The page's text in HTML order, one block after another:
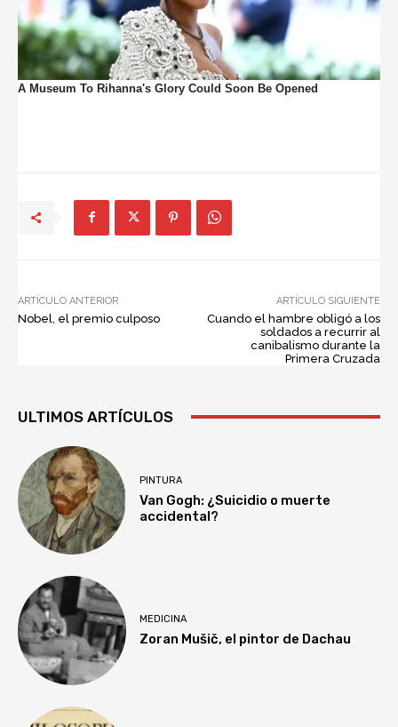
ARTÍCULO ANTERIOR
Nobel, el premio culposo
ARTÍCULO SIGUIENTE
Cuando el hambre obligó a los
soldados a recurrir al
canibalismo durante la
Primera Cruzada
ULTIMOS ARTÍCULOS
PINTURA
Van Gogh: ¿Suicidio o muerte
accidental?
MEDICINA
Zoran Mušič, el pintor de Dachau